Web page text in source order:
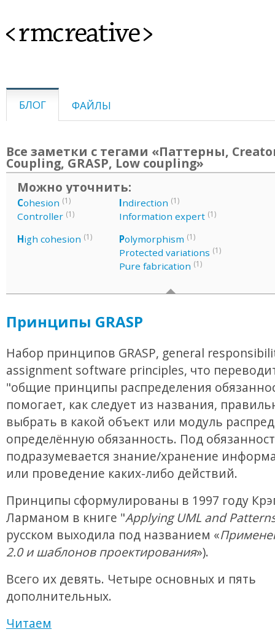
<rmcreative>
БЛОГ ФАЙЛЫ
Все заметки с тегами «Паттерны,
Coupling, GRASP, Low coupling»
Можно уточнить:
Cohesion (1)
Controller (1)
High cohesion (1)
Indirection (1)
Information expert (1)
Polymorphism (1)
Protected variations (1)
Pure fabrication (1)
Принципы GRASP
Набор принципов GRASP, general
assignment software principles, что
"общие принципы распределения
помогает, как следует из названия,
выбрать в какой объект или модуль
определённую обязанность. Под
подразумевается знание/хранение
или проведение каких-либо действий.
Принципы сформулированы в 1997 году
Ларманом в книге "Applying UML and
русском выходила под названием «
2.0 и шаблонов проектирования»).
Всего их девять. Четыре основных и пять
дополнительных.
Читаем